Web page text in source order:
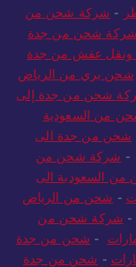
قطر -شركة شحن
-شركة شحن من
شركة شحن من جدة
عفش من جدة
شحن بري من الرياض
شحن من جدة إلى
من السعودية
شحن من جدة الى
- شركة شحن من
السعودية الى
-
شحن من الرياض
- شركة شحن من
-شحن من جدة